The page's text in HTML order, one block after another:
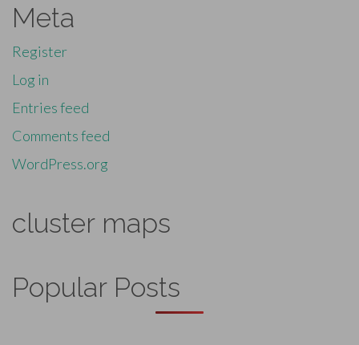
Meta
Register
Log in
Entries feed
Comments feed
WordPress.org
cluster maps
Popular Posts